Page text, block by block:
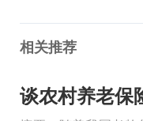
相关推荐
谈农村养老保